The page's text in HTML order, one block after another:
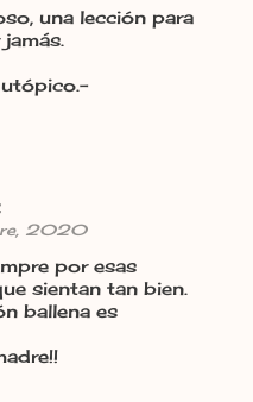
una lección para
2020
por esas
sientan tan bien.
ballena es